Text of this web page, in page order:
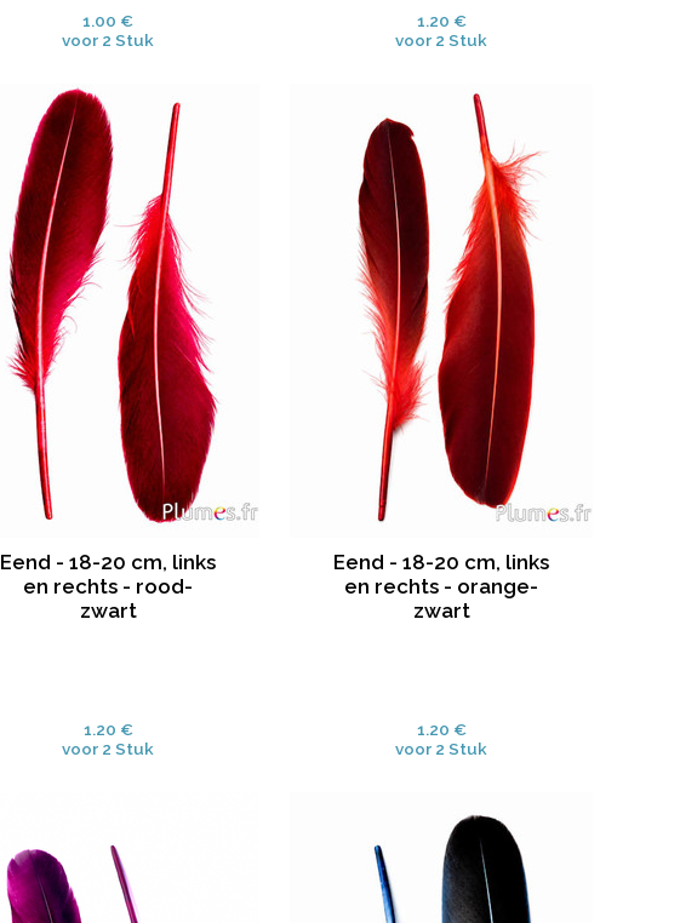
1.00 €
voor 2 Stuk
1.20 €
voor 2 Stuk
Eend - 18-20 cm, links
en rechts - rood-
zwart
1.20 €
voor 2 Stuk
Eend - 18-20 cm, links
en rechts - orange-
zwart
1.20 €
voor 2 Stuk